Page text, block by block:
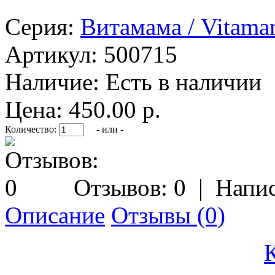
Серия: Витамама /
Артикул: 500715
Наличие: Есть в наличии
Цена: 450.00 р.
Количество: - или -
Отзывов: 0 |
Описание Отзывы (0)